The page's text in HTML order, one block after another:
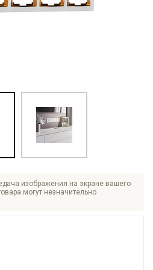
изображения на экране вашего
могут незначительно